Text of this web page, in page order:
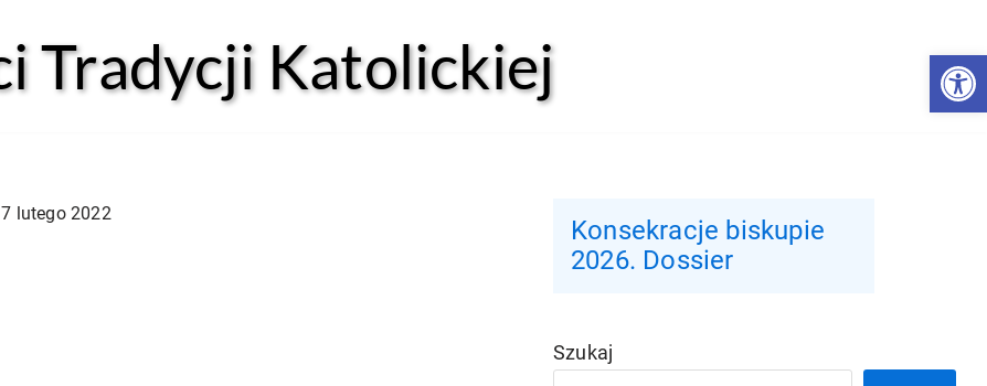
Tradycji Katolickiej
lutego 2022
Konsekracje biskupie
2026. Dossier
Szukaj